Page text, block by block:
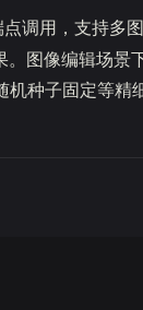
点调用，支持多
图像编辑场景
种子固定等精